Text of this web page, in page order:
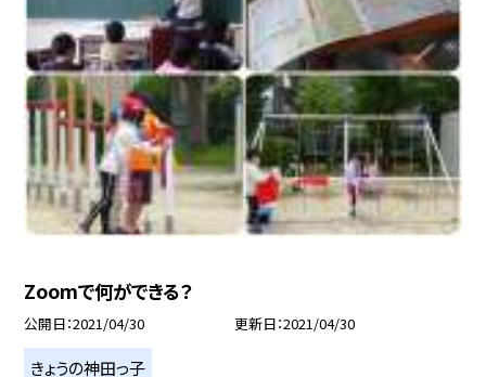
Zoomで何ができる？
公開日 2021/04/30 更新日 2021/04/30
きょうの神田っ子